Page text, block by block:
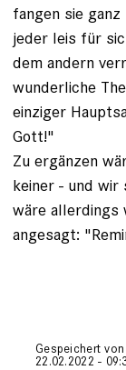
fangen sie
jeder leis für
dem andern
wunderliche
einziger
Gott!"
Zu ergänzen
keiner - und
wäre allerdings
angesagt:
Gespeichert von
22.02.2022 -